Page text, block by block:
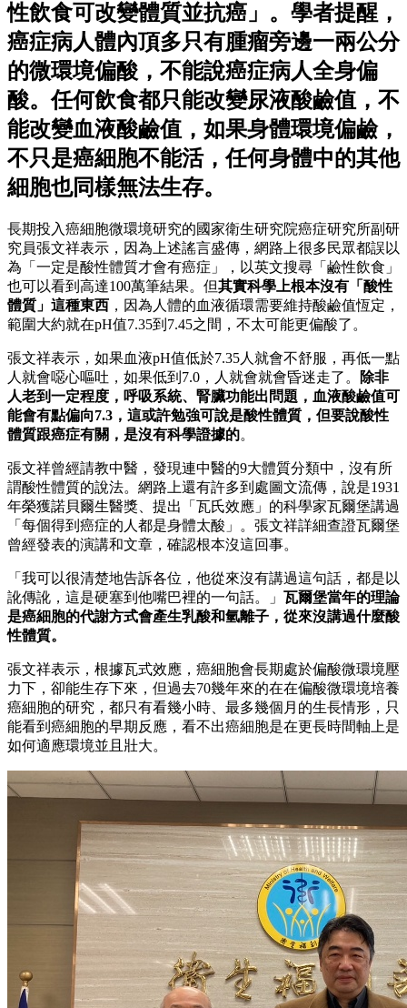
性飲食可改變體質並抗癌」。學者提醒，
癌症病人體內頂多只有腫瘤旁邊一兩公分
的微環境偏酸，不能說癌症病人全身偏
酸。任何飲食都只能改變尿液酸鹼值，不
能改變血液酸鹼值，如果身體環境偏鹼，
不只是癌細胞不能活，任何身體中的其他
細胞也同樣無法生存。
長期投入癌細胞微環境研究的國家衛生研究院癌症研究所副研
究員張文祥表示，因為上述謠言盛傳，網路上很多民眾都誤以
為「一定是酸性體質才會有癌症」，以英文搜尋「鹼性飲食」
也可以看到高達100萬筆結果。但其實科學上根本沒有「酸性
體質」這種東西 ，因為人體的血液循環需要維持酸鹼值恆定，
範圍大約就在pH值7.35到7.45之間，不太可能更偏酸了。
張文祥表示，如果血液pH值低於7.35人就會不舒服，再低一點
人就會噁心嘔吐，如果低到7.0，人就會就會昏迷走了。
除非
人老到一定程度，呼吸系統、腎臟功能出問題，血液酸鹼值可
能會有點偏向7.3，這或許勉強可說是酸性體質，但要說酸性
體質跟癌症有關，是沒有科學證據的。
張文祥曾經請教中醫，發現連中醫的9大體質分類中，沒有所
謂酸性體質的說法。網路上還有許多到處圖文流傳，說是1931
年榮獲諾貝爾生醫獎、提出「瓦氏效應」的科學家瓦爾堡講過
「每個得到癌症的人都是身體太酸」。張文祥詳細查證瓦爾堡
曾經發表的演講和文章，確認根本沒這回事。
「我可以很清楚地告訴各位，他從來沒有講過這句話，都是以
訛傳訛，這是硬塞到他嘴巴裡的一句話。」 瓦爾堡當年的理論
是癌細胞的代謝方式會產生乳酸和氫離子，從來沒講過什麼酸
性體質。
張文祥表示，根據瓦式效應，癌細胞會長期處於偏酸微環境壓
力下，卻能生存下來，但過去70幾年來的在在偏酸微環境培養
癌細胞的研究，都只有看幾小時、最多幾個月的生長情形，只
能看到癌細胞的早期反應，看不出癌細胞是在更長時間軸上是
如何適應環境並且壯大。